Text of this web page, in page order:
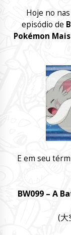
Hoje no
episódio de
Pokémon
E em seu
BW099 – A
(大